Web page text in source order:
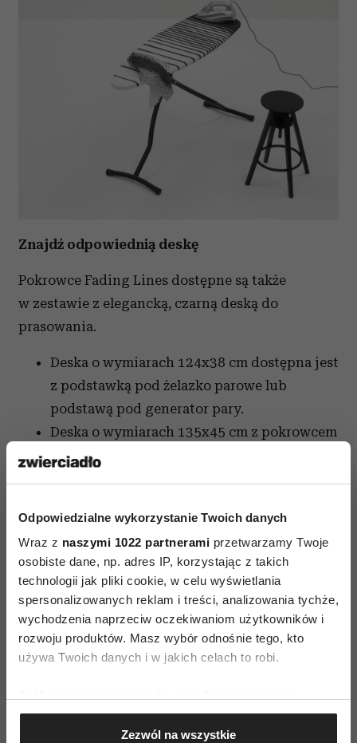
Odpowiedzialne wykorzystanie Twoich danych
Wraz z naszymi 1022 partnerami przetwarzamy Twoje
osobiste dane, np. adres IP, korzystając z takich
technologii jak pliki cookie, w celu wyświetlania
spersonalizowanych reklam i treści, analizowania tychże,
wychodzenia naprzeciw oczekiwaniom użytkowników i
rozwoju produktów. Masz wybór odnośnie tego, kto
używa Twoich danych i w jakich celach to robi.
Gromadzić dane dotyczące Twojej lokalizacji
geograficznej z dokładnością nawet do kilku metrów
Zezwól na wszystkie
Znajdź odpowiednią deskę
Pokrowce Fading Lines dostępne są także
w zestawie z elegancką, czarną deską do
prasowania.
Deska o wymiarach 124x38 cm dostępna jest
z podstawką pod żelazko parowe lub
podstawą pod generator pary.
Deska o wymiarach 135x45 cm z pokrowcem
Fading Lines posiada odporną na wysoką
Deska w kolorze czarnym o wymiarach
124x38 cm z podstawką pod żelazko: 329 zł.
Deska w kolorze czarnym o wymiarach
124x38 cm z podstawą pod generator pary:
469 zł
Pokrowiec Fading Lines w rozmiarze B, cena:
59 zł
Deska w kolorze czarnym o wymiarach